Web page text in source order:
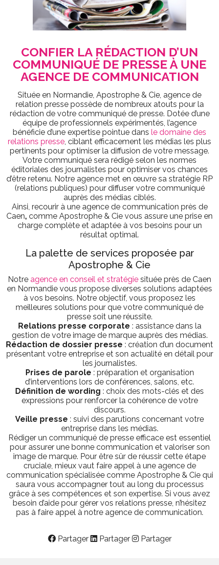
CONFIER LA RÉDACTION D’UN
COMMUNIQUÉ DE PRESSE À UNE
AGENCE DE COMMUNICATION
Située en Normandie, Apostrophe & Cie, agence de
relation presse possède de nombreux atouts pour la
rédaction de votre communiqué de presse. Dotée d’une
équipe de professionnels expérimentés, l’agence
bénéficie d’une expertise pointue dans le domaine des
relations presse, ciblant efficacement les médias les plus
pertinents pour optimiser la diffusion de votre message.
Votre communiqué sera rédigé selon les normes
éditoriales des journalistes pour optimiser vos chances
d’être retenu. Notre agence met en œuvre sa stratégie RP
(relations publiques) pour diffuser votre communiqué
auprès des médias ciblés.
Ainsi, recourir à une agence de communication près de
Caen, comme Apostrophe & Cie vous assure une prise en
charge complète et adaptée à vos besoins pour un
résultat optimal.
La palette de services proposée par
Apostrophe & Cie
Notre agence en conseil et stratégie située près de Caen
en Normandie vous propose diverses solutions adaptées
à vos besoins. Notre objectif, vous proposez les
meilleures solutions pour que votre communiqué de
presse soit une réussite.
Relations presse corporate : assistance dans la
gestion de votre image de marque auprès des médias.
Rédaction de dossier presse : création d’un document
présentant votre entreprise et son actualité en détail pour
les journalistes.
Prises de parole : préparation et organisation
d’interventions lors de conférences, salons, etc.
Définition de wording : choix des mots-clés et des
expressions pour renforcer la cohérence de votre
discours.
Veille presse : suivi des parutions concernant votre
entreprise dans les médias.
Rédiger un communiqué de presse efficace est essentiel
pour assurer une bonne communication et valoriser son
image de marque. Pour être sûr de réussir cette étape
cruciale, mieux vaut faire appel à une agence de
communication spécialisée comme Apostrophe & Cie qui
saura vous accompagner tout au long du processus
grâce à ses compétences et son expertise. Si vous avez
besoin d’aide pour gérer vos relations presse, n’hésitez
pas à faire appel à notre agence de communication.
Partager Partager Partager